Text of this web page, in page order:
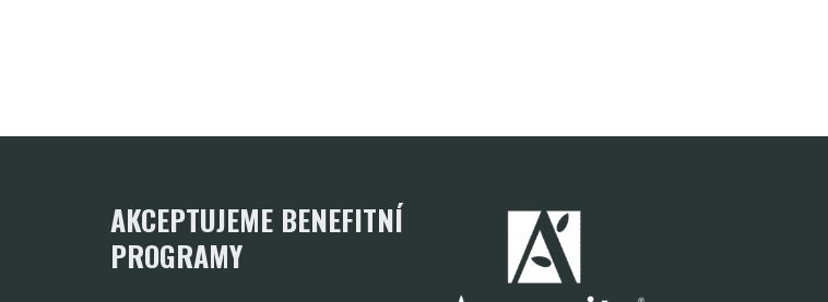
AKCEPTUJEME BENEFITNÍ
PROGRAMY